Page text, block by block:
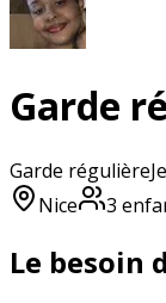
Garde
Garde régulière
Nice
3
Le besoin